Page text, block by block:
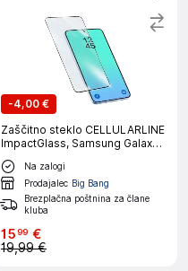
-4,00 €
Zaščitno steklo CELLULARLINE
ImpactGlass, Samsung Galaxy
A27
Na zalogi
Prodajalec Big Bang
Brezplačna poštnina za člane
kluba
1599 €
19,99 €